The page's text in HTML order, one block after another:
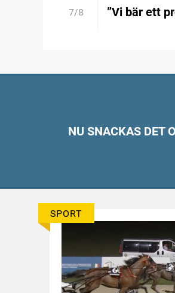
7/8 ”Vi bär ett
NU SNACKAS DET
SPORT